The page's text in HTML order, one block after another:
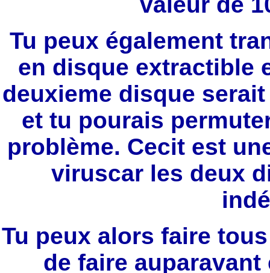
Tu peux également
en disque extractible
deuxieme disque
et tu pourais
problème. Cecit est
viruscar les deux
Tu peux alors faire
de faire